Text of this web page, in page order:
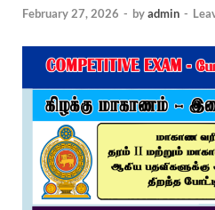
February 27, 2026 - byadmin -